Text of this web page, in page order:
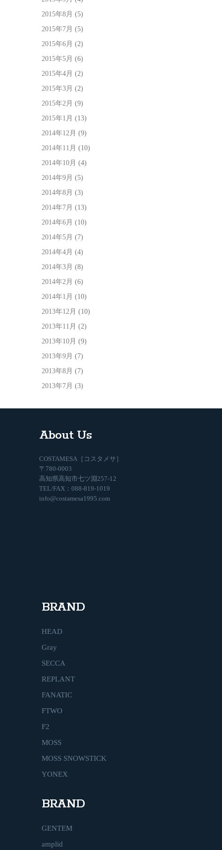
2015年8月 (5)
2015年7月 (5)
2015年6月 (2)
2015年5月 (6)
2015年4月 (2)
2015年3月 (2)
2015年2月 (9)
2015年1月 (13)
2014年12月 (9)
2014年11月 (10)
2014年10月 (4)
2014年9月 (5)
2014年8月 (3)
2014年7月 (13)
2014年6月 (10)
2014年5月 (7)
2014年4月 (4)
2014年3月 (8)
2014年2月 (6)
2014年1月 (10)
2013年12月 (10)
2013年11月 (2)
2013年10月 (9)
2013年9月 (7)
2013年8月 (7)
2013年7月 (3)
About Us
COSTAMESA［コスタメサ］
〒780-0003
高知県高知市七ツ淵257-12
TEL/FAX：088-819-1019
info@costamesa1995.com
BRAND
HEAD
Gray
SECCA
REPLANT
FANATIC
FTWO
F2
MOSS
MOSS SNOWSTICK
YONEX
BRAND
GENTEM
amplid